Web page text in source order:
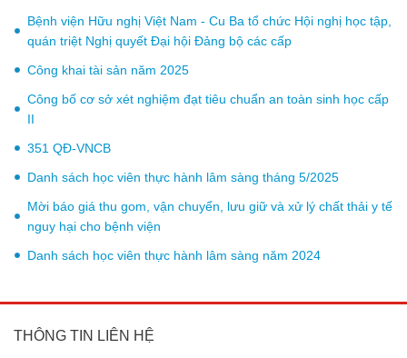
Bệnh viện Hữu nghị Việt Nam - Cu Ba tổ chức Hội nghị học tập,
quán triệt Nghị quyết Đại hội Đảng bộ các cấp
Công khai tài sản năm 2025
Công bố cơ sở xét nghiệm đạt tiêu chuẩn an toàn sinh học cấp
II
351 QĐ-VNCB
Danh sách học viên thực hành lâm sàng tháng 5/2025
Mời báo giá thu gom, vận chuyển, lưu giữ và xử lý chất thải y tế
nguy hại cho bệnh viện
Danh sách học viên thực hành lâm sàng năm 2024
THÔNG TIN LIÊN HỆ